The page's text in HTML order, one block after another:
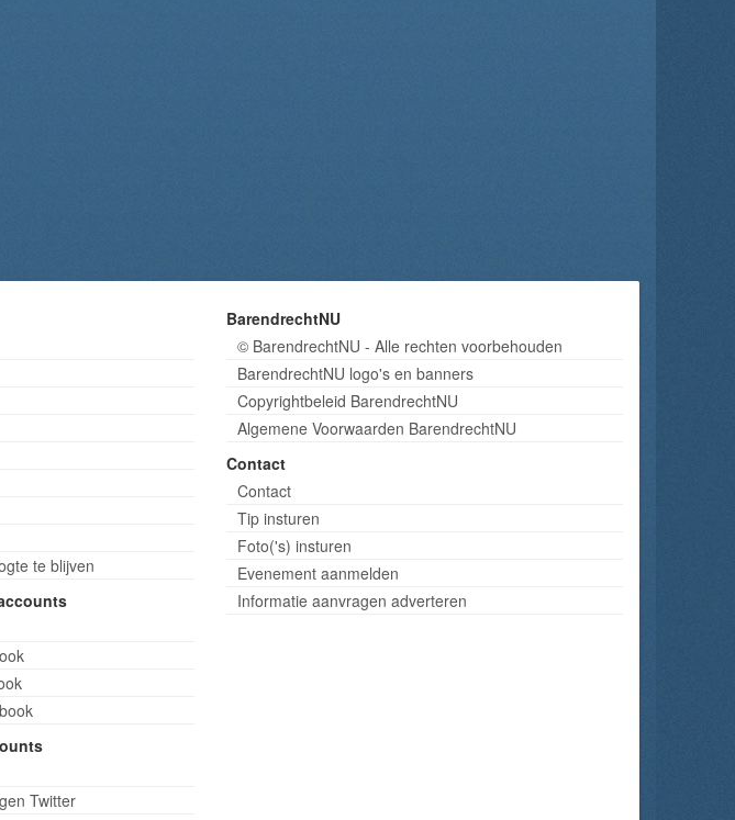
te blijven
Twitter
BarendrechtNU
© BarendrechtNU - Alle rechten voorbehouden
BarendrechtNU logo's en banners
Copyrightbeleid BarendrechtNU
Algemene Voorwaarden BarendrechtNU
Contact
Contact
Tip insturen
Foto('s) insturen
Evenement aanmelden
Informatie aanvragen adverteren